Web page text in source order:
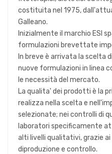
costituita nel 1975,
Galleano.
Inizialmente il marchio ESI
formulazioni brevettate
In breve è arrivata la scelta
nuove formulazioni in linea
le necessità del mercato.
La qualita' dei prodotti è la
realizza nella scelta e
selezionate; nei controlli di
laboratori specificamente
alti livelli qualitativi, grazie
diproduzione e controllo.